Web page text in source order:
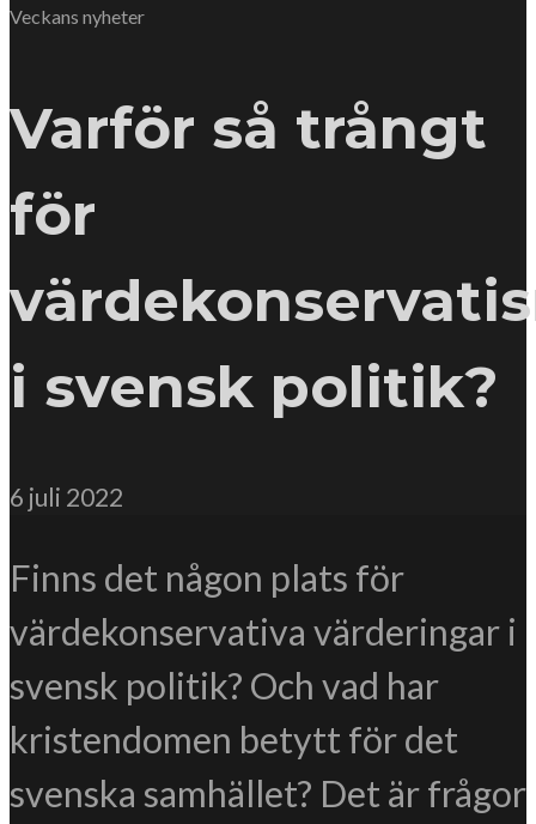
Veckans nyheter
Varför så trångt
för
i svensk politik?
6 juli 2022
Finns det någon plats för
värdekonservativa värderingar i
svensk politik? Och vad har
kristendomen betytt för det
svenska samhället? Det är frågor